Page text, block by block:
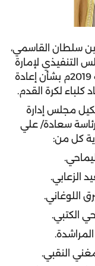
سلطان القاسمي،
التنفيذي لإمارة
الشارقة، القرار الإداري رقم (5) لسنة 2019م بشأن إعادة
لكرة القدم.
مجلس إدارة
سعادة/ علي
كل من: